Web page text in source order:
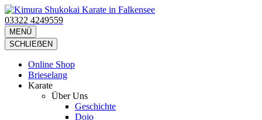
Zum
Inhalt
springen
(Eingabetaste
drücken)
Kimura Shukokai Karate in Falkensee
Wir bieten profesionelle Karatekurse für groß und klein an.
03322 4249559
MENÜ
SCHLIEẞEN
Online Shop
Brieselang
Karate
Über Uns
Geschichte
Dojo